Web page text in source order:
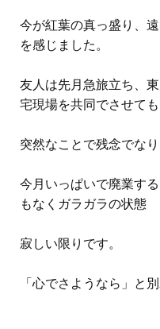
今が紅葉の真っ盛り、
を感じました。
友人は先月急旅立ち、
宅現場を共同でさせても
突然なことで残念でなり
今月いっぱいで廃業す
もなくガラガラの状態
寂しい限りです。
「心でさようなら」と